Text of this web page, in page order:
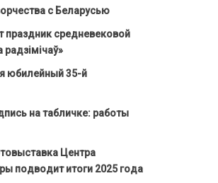
с Беларусью
праздник средневековой
радзімічаў»
юбилейный 35-й
на табличке: работы
Центра
подводит итоги 2025 года